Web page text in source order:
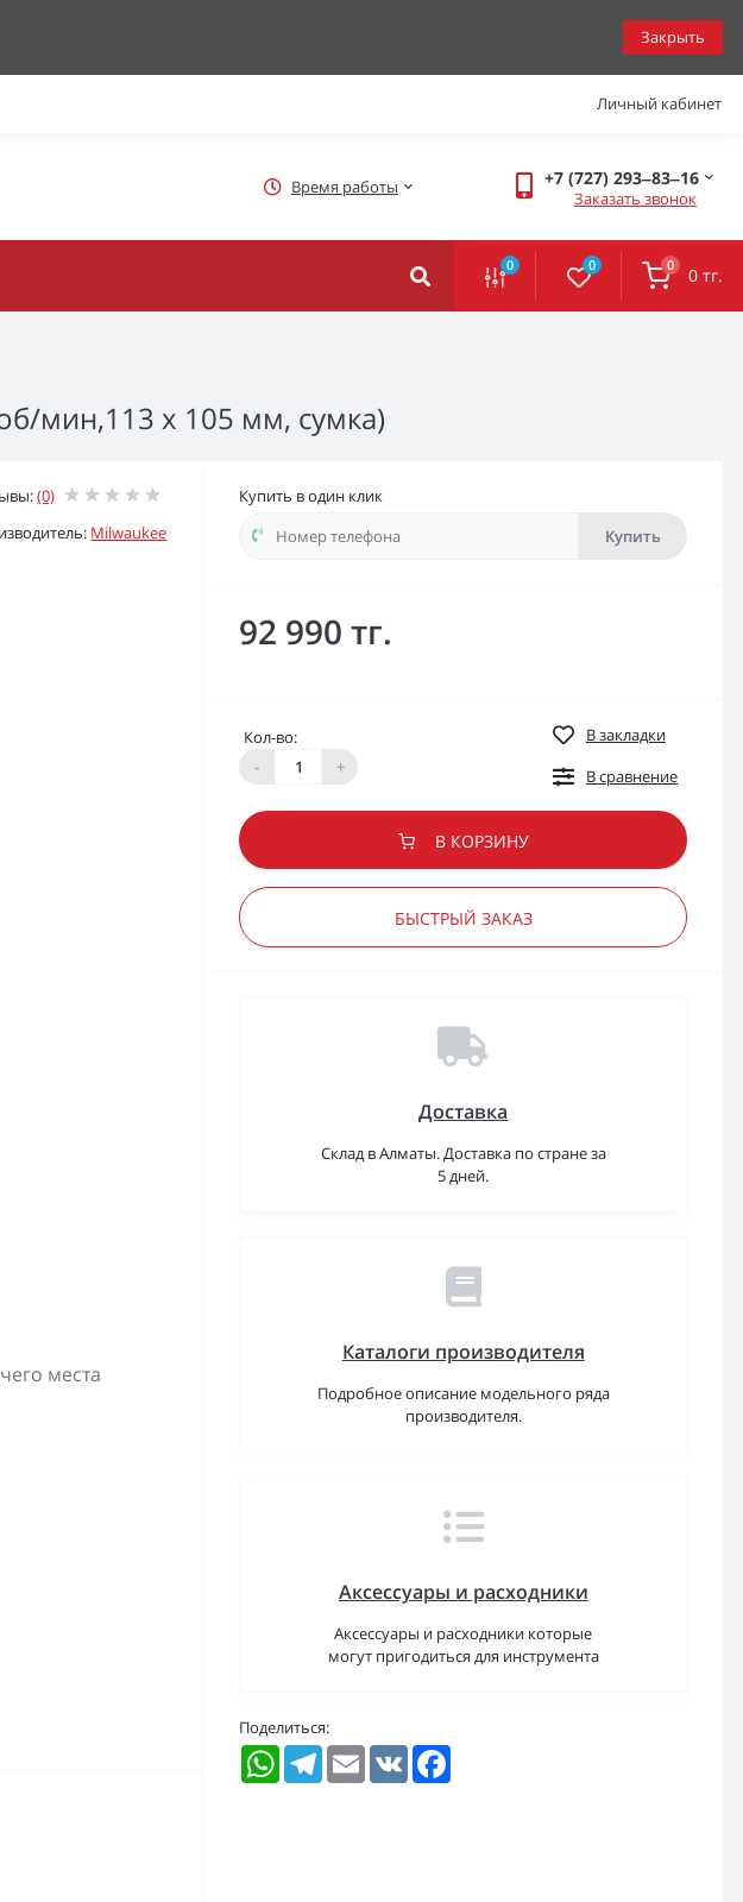
Закрыть
Личный кабинет
Время работы +7 (727) 293‒83‒16
Заказать звонок
0 0 0 0 тг.
мин,113 х 105 мм, сумка)
(0)
Milwaukee
места
Купить в один клик
Купить
92 990 тг.
Кол-во:
-
+
В закладки
В сравнение
В КОРЗИНУ
БЫСТРЫЙ ЗАКАЗ
Доставка
Склад в Алматы. Доставка по стране за
5 дней.
Каталоги производителя
Подробное описание модельного ряда
производителя.
Аксессуары и расходники
Аксессуары и расходники которые
могут пригодиться для инструмента
Поделиться:
WhatsAppTelegramEmail VK